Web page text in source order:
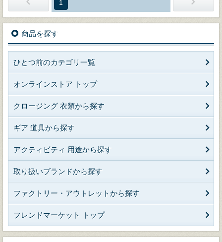
1
商品を探す
ひとつ前のカテゴリ一覧
オンラインストア トップ
クロージング 衣類から探す
ギア 道具から探す
アクティビティ 用途から探す
取り扱いブランドから探す
ファクトリー・アウトレットから探す
フレンドマーケット トップ